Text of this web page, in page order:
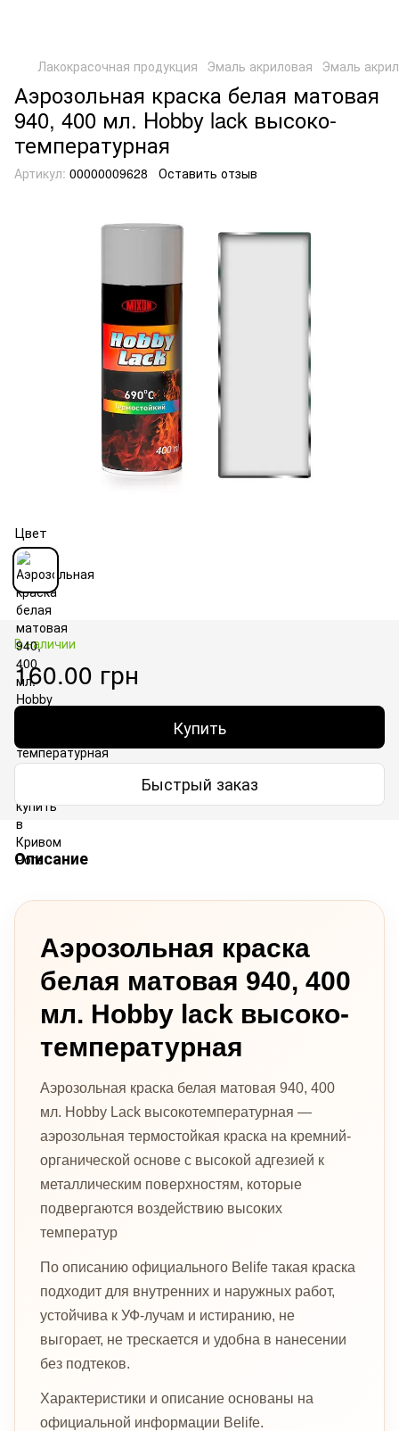
Лакокрасочная продукция Эмаль акриловая Эмаль
Аэрозольная краска белая матовая
940, 400 мл. Hobby lack высоко-
температурная
Артикул: 00000009628 Оставить отзыв
Цвет
В наличии
160.00 грн
Купить
Быстрый заказ
Описание
Аэрозольная краска
белая матовая 940, 400
мл. Hobby lack высоко-
температурная
Аэрозольная краска белая матовая 940, 400
мл. Hobby Lack высокотемпературная —
аэрозольная термостойкая краска на кремний-
органической основе с высокой адгезией к
металлическим поверхностям, которые
подвергаются воздействию высоких
температур
По описанию официального Belife такая краска
подходит для внутренних и наружных работ,
устойчива к УФ-лучам и истиранию, не
выгорает, не трескается и удобна в нанесении
без подтеков.
Характеристики и описание основаны на
официальной информации Belife.